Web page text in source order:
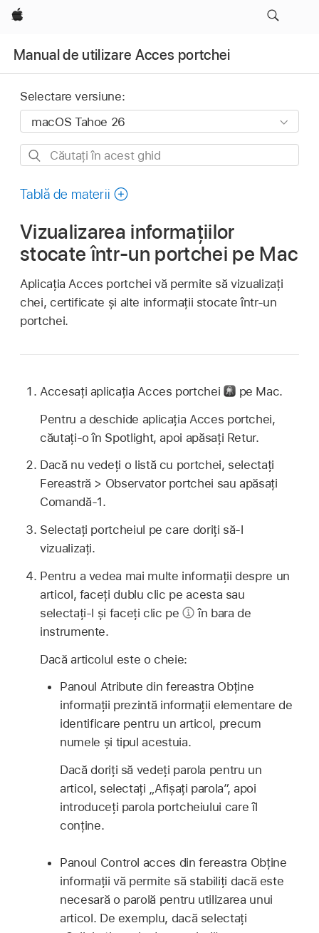
Apple
Manual de utilizare Acces portchei
Selectare versiune:
Căutați
acest
Tablă de materii
Vizualizarea informațiilor
stocate într-un portchei pe Mac
Aplicația Acces portchei vă permite să vizualizați
chei, certificate și alte informații stocate într-un
portchei.
Accesați aplicația Acces portchei
pe Mac.
Pentru a deschide aplicația Acces portchei,
căutați‑o în Spotlight, apoi apăsați Retur.
Dacă nu vedeți o listă cu portchei, selectați
Fereastră > Observator portchei sau apăsați
Comandă-1.
Selectați portcheiul pe care doriți să-l
vizualizați.
Pentru a vedea mai multe informații despre un
articol, faceți dublu clic pe acesta sau
selectați‑l și faceți clic pe
în bara de
instrumente.
Dacă articolul este o cheie:
Panoul Atribute din fereastra Obține
informații prezintă informații elementare de
identificare pentru un articol, precum
numele și tipul acestuia.
Dacă doriți să vedeți parola pentru un
articol, selectați „Afișați parola”, apoi
introduceți parola portcheiului care îl
conține.
Panoul Control acces din fereastra Obține
informații vă permite să stabiliți dacă este
necesară o parolă pentru utilizarea unui
articol. De exemplu, dacă selectați